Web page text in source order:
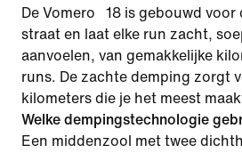
De Vomero 18 is gebouwd voor
straat en laat elke run zacht,
aanvoelen, van gemakkelijke
runs. De zachte demping zorgt
kilometers die je het meest
Welke dempingstechnologie
Een middenzool met twee